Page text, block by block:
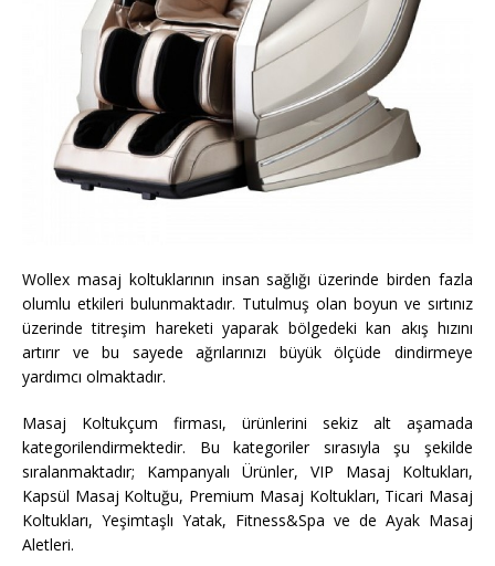
Wollex masaj koltuklarının insan sağlığı üzerinde birden fazla
olumlu etkileri bulunmaktadır. Tutulmuş olan boyun ve sırtınız
üzerinde titreşim hareketi yaparak bölgedeki kan akış hızını
artırır ve bu sayede ağrılarınızı büyük ölçüde dindirmeye
yardımcı olmaktadır.
Masaj Koltukçum firması, ürünlerini sekiz alt aşamada
kategorilendirmektedir. Bu kategoriler sırasıyla şu şekilde
sıralanmaktadır; Kampanyalı Ürünler, VIP Masaj Koltukları,
Kapsül Masaj Koltuğu, Premium Masaj Koltukları, Ticari Masaj
Koltukları, Yeşimtaşlı Yatak, Fitness&Spa ve de Ayak Masaj
Aletleri.